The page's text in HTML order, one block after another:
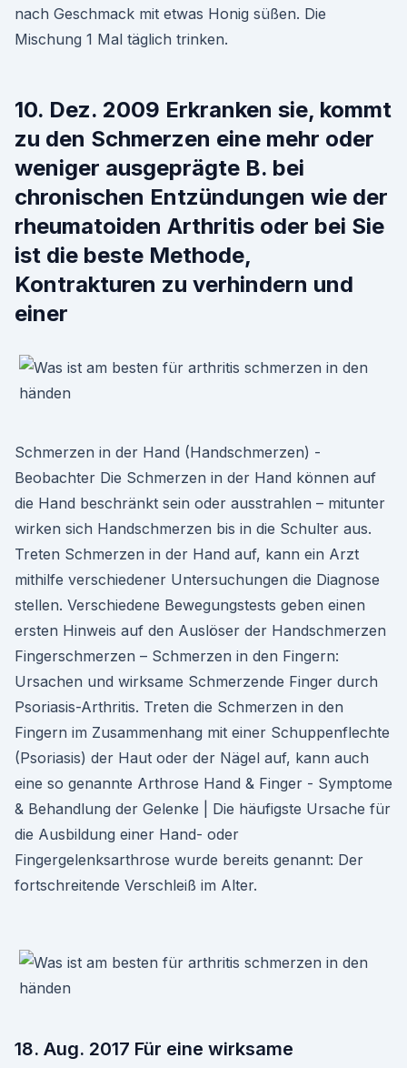
nach Geschmack mit etwas Honig süßen. Die
Mischung 1 Mal täglich trinken.
10. Dez. 2009 Erkranken sie, kommt
zu den Schmerzen eine mehr oder
weniger ausgeprägte B. bei
chronischen Entzündungen wie der
rheumatoiden Arthritis oder bei Sie
ist die beste Methode,
Kontrakturen zu verhindern und
einer
Schmerzen in der Hand (Handschmerzen) -
Beobachter Die Schmerzen in der Hand können auf
die Hand beschränkt sein oder ausstrahlen – mitunter
wirken sich Handschmerzen bis in die Schulter aus.
Treten Schmerzen in der Hand auf, kann ein Arzt
mithilfe verschiedener Untersuchungen die Diagnose
stellen. Verschiedene Bewegungstests geben einen
ersten Hinweis auf den Auslöser der Handschmerzen
Fingerschmerzen – Schmerzen in den Fingern:
Ursachen und wirksame Schmerzende Finger durch
Psoriasis-Arthritis. Treten die Schmerzen in den
Fingern im Zusammenhang mit einer Schuppenflechte
(Psoriasis) der Haut oder der Nägel auf, kann auch
eine so genannte Arthrose Hand & Finger - Symptome
& Behandlung der Gelenke | Die häufigste Ursache für
die Ausbildung einer Hand- oder
Fingergelenksarthrose wurde bereits genannt: Der
fortschreitende Verschleiß im Alter.
18. Aug. 2017 Für eine wirksame